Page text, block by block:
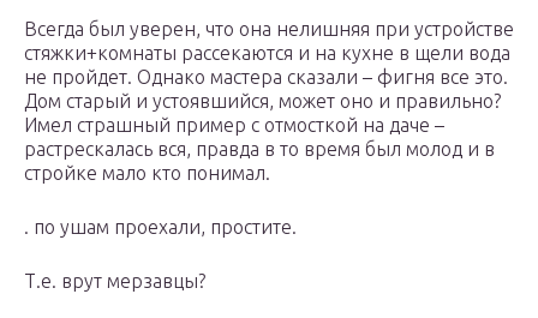
Всегда был уверен, что она нелишняя при устройстве
стяжки+комнаты рассекаются и на кухне в щели вода
не пройдет. Однако мастера сказали – фигня все это.
Дом старый и устоявшийся, может оно и правильно?
Имел страшный пример с отмосткой на даче –
растрескалась вся, правда в то время был молод и в
стройке мало кто понимал.
. по ушам проехали, простите.
Т.е. врут мерзавцы?